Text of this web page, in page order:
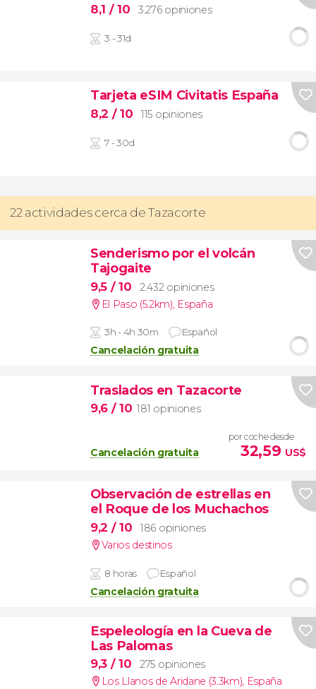
8,1 / 10 3.276 opiniones
3 - 31d
Tarjeta eSIM Civitatis España
8,2 / 10 115 opiniones
7 - 30d
22 actividades cerca de Tazacorte
Senderismo por el volcán
Tajogaite
9,5 / 10
2.432 opiniones
El Paso (5.2km) España
3h - 4h 30m Español
Cancelación gratuita
Traslados en Tazacorte
9,6 / 10 181 opiniones
Cancelación gratuita
por coche desde
32,59 US$
Observación de estrellas en
el Roque de los Muchachos
9,2 / 10
186 opiniones
Varios destinos
8 horas Español
Cancelación gratuita
Espeleología en la Cueva de
Las Palomas
9,3 / 10
275 opiniones
Los Llanos de Aridane (3.3km), España